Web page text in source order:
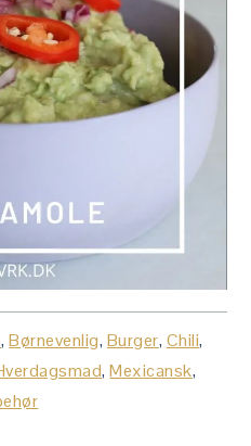
,Børnevenlig, Burger, Chili,
,Mexicansk,